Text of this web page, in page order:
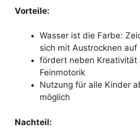
Vorteile:
Wasser ist die Farbe:
sich mit Austrocknen auf
fördert neben Kreativität
Feinmotorik
Nutzung für alle Kinder
möglich
Nachteil: